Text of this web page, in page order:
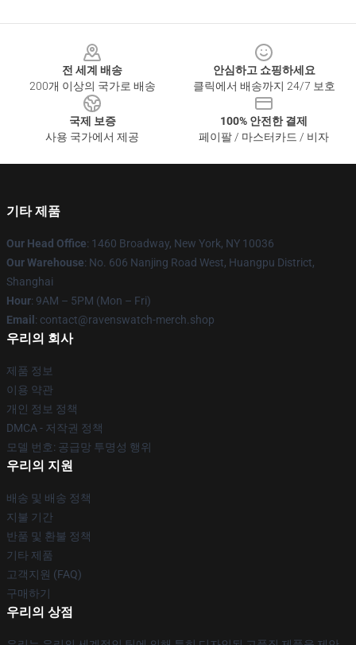
전 세계 배송
200개 이상의 국가로 배송
안심하고 쇼핑하세요
클릭에서 배송까지 24/7 보호
국제 보증
사용 국가에서 제공
100% 안전한 결제
페이팔 / 마스터카드 / 비자
기타 제품
Our Head Office: 1460 Broadway, New York, NY 10036
Our Warehouse: No. 606 Nanjing Road West, Huangpu District,
Shanghai
Hour: 9AM – 5PM (Mon – Fri)
Email : contact@ravenswatch-merch.shop
우리의 회사
제품 정보
이용 약관
개인 정보 정책
DMCA - 저작권 정책
모델 번호: 공급망 투명성 행위
우리의 지원
배송 및 배송 정책
지불 기간
반품 및 환불 정책
기타 제품
고객지원 (FAQ)
구매하기
우리의 상점